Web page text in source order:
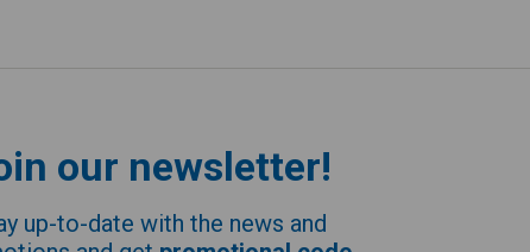
our newsletter!
up-to-date with the news and